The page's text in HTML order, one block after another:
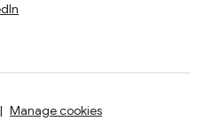
Manage cookies